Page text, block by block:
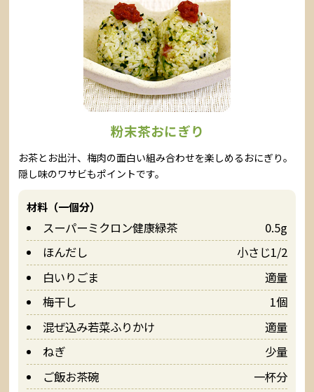
粉末茶おにぎり
お茶とお出汁、梅肉の面白い組み合わせを楽しめるおにぎり。
隠し味のワサビもポイントです。
材料（一個分）
スーパーミクロン健康緑茶
0.5g
ほんだし
小さじ1/2
白いりごま
適量
梅干し
1個
混ぜ込み若菜ふりかけ
適量
ねぎ
少量
ご飯お茶碗
一杯分